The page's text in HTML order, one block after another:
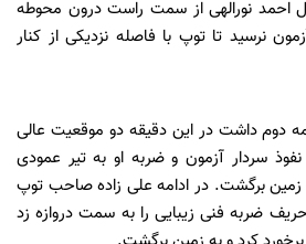
احمد نورالهی از سمت راست درون محوطه
نرسید تا توپ با فاصله نزدیکی از کنار
دوم داشت در این دقیقه دو موقعیت عالی
سردار آزمون و ضربه او به تیر عمودی
زمین برگشت. در ادامه علی زاده صاحب توپ
ضربه فنی زیبایی را به سمت دروازه زد